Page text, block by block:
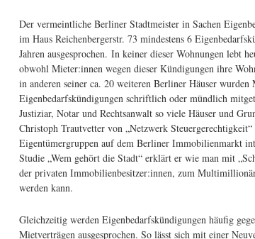
Der vermeintliche Berliner Stadtmeister in Sachen
im Haus Reichenbergerstr. 73 mindestens 6
Jahren ausgesprochen. In keiner dieser Wohnungen lebt
obwohl Mieter:innen wegen dieser Kündigungen ihre
in anderen seiner ca. 20 weiteren Berliner Häuser wurden
Eigenbedarfskündigungen schriftlich oder mündlich
Justiziar, Notar und Rechtsanwalt so viele Häuser und
Christoph Trautvetter von „Netzwerk Steuergerechtigkeit“
Eigentümergruppen auf dem Berliner Immobilienmarkt
Studie „Wem gehört die Stadt“ erklärt er wie man mit
der privaten Immobilienbesitzer:innen, zum
werden kann.
Gleichzeitig werden Eigenbedarfskündigungen häufig
Mietverträgen ausgesprochen. So lässt sich mit einer